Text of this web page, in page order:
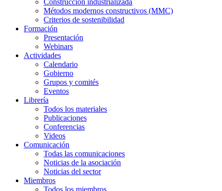
Construcción industrializada
Métodos modernos constructivos (MMC)
Criterios de sostenibilidad
Formación
Presentación
Webinars
Actividades
Calendario
Gobierno
Grupos y comités
Eventos
Librería
Todos los materiales
Publicaciones
Conferencias
Videos
Comunicación
Todas las comunicaciones
Noticias de la asociación
Noticias del sector
Miembros
Todos los miembros